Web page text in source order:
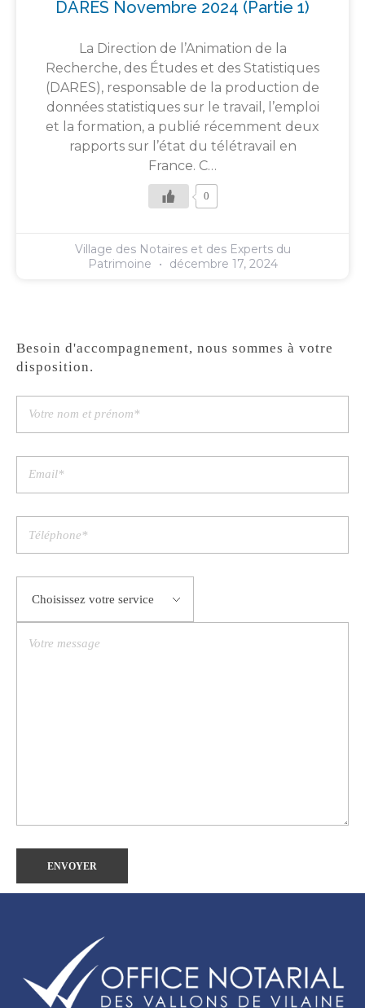
DARES Novembre 2024 (partie 1)
La Direction de l’Animation de la
Recherche, des Études et des Statistiques
(DARES), responsable de la production de
données statistiques sur le travail, l’emploi
et la formation, a publié récemment deux
rapports sur l’état du télétravail en
France. C…
0
Village des Notaires et des Experts du
Patrimoine
décembre 17, 2024
Besoin d'accompagnement, nous sommes à votre
disposition.